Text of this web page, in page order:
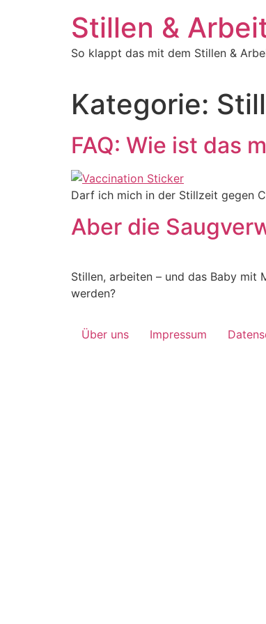
Stillen &
So klappt das mit dem Stillen &
Kategorie:
FAQ: Wie ist das
Darf ich mich in der Stillzeit gegen
Aber die
Stillen, arbeiten – und das Baby
werden?
Über uns Impressum